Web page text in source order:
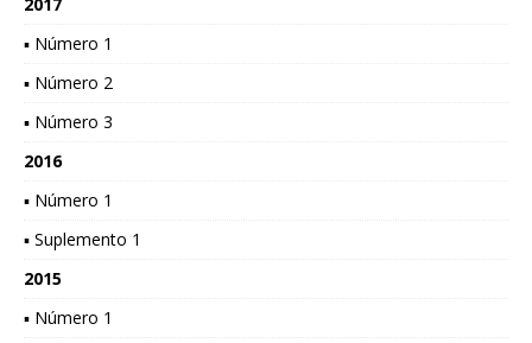
▪ Número 1
▪ Número 2
▪ Número 3
2016
▪ Número 1
▪ Suplemento 1
2015
▪ Número 1